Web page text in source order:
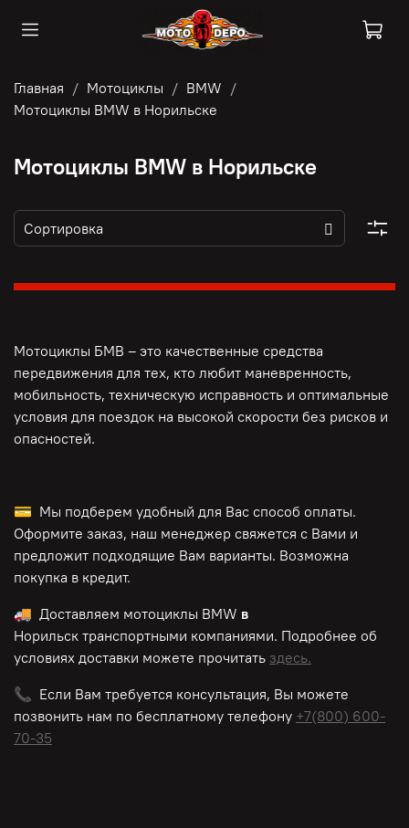
Главная Мотоциклы
BMW
Мотоциклы BMW в Норильске
Мотоциклы BMW в Норильске
Мотоциклы БМВ – это качественные средства
передвижения для тех, кто любит маневренность,
мобильность, техническую исправность и оптимальные
условия для поездок на высокой скорости без рисков и
опасностей.
💳 Мы подберем удобный для Вас способ оплаты.
Оформите заказ, наш менеджер свяжется с Вами и
предложит подходящие Вам варианты. Возможна
покупка в кредит.
🚚 Доставляем мотоциклы BMW в
Норильск транспортными компаниями. Подробнее об
условиях доставки можете прочитать здесь.
📞 Если Вам требуется консультация, Вы можете
позвонить нам по бесплатному телефону +7(800) 600-
70-35